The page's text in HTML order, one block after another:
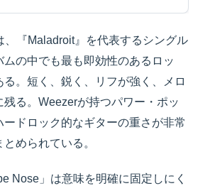
、『Maladroit』を代表するシングル
ムの中でも最も即効性のあるロッ
る。短く、鋭く、リフが強く、メロ
残る。Weezerが持つパワー・ポッ
ードロック的なギターの重さが非常
められている。
Nose」は意味を明確に固定しにく